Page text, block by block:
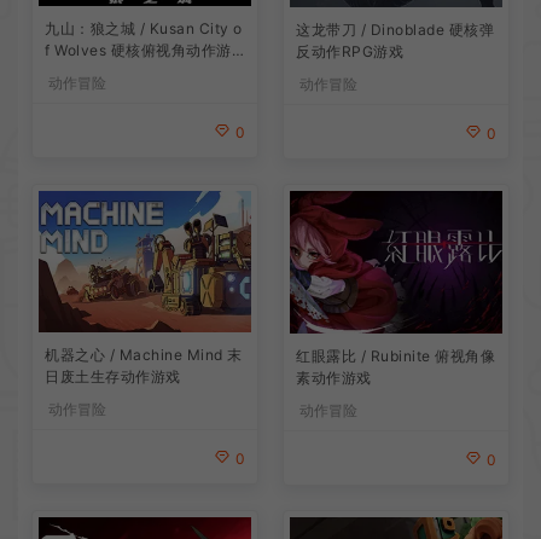
九山：狼之城 / Kusan City o
f Wolves 硬核俯视角动作游
动作冒险
0
这龙带刀 / Dinoblade 硬核弹
反动作RPG游戏
动作冒险
0
机器之心 / Machine Mind 末
日废土生存动作游戏
动作冒险
0
红眼露比 / Rubinite 俯视角像
素动作游戏
动作冒险
0